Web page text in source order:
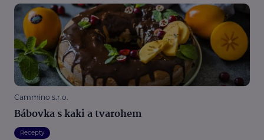
Cammino s.r.o.
Bábovka s kaki a tvarohem
Recepty